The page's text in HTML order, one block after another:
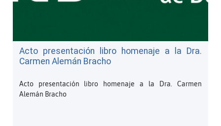
Acto presentación libro homenaje a la Dra.
Carmen Alemán Bracho
Acto presentación libro homenaje a la Dra. Carmen
Alemán Bracho